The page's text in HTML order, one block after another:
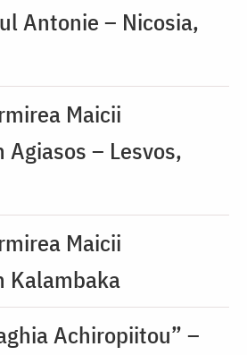
Antonie – Nicosia,
Maicii
Agiasos – Lesvos,
Maicii
Kalambaka
Achiropiitou” –